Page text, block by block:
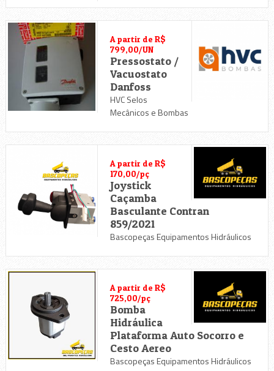
A partir de R$
799,00/UN
Pressostato /
Vacuostato
Danfoss
HVC Selos
Mecânicos e Bombas
A partir de R$
170,00/pç
Joystick
Caçamba
Basculante Contran
859/2021
Bascopeças Equipamentos Hidráulicos
A partir de R$
725,00/pç
Bomba
Hidráulica
Plataforma Auto Socorro e
Cesto Aereo
Bascopeças Equipamentos Hidráulicos